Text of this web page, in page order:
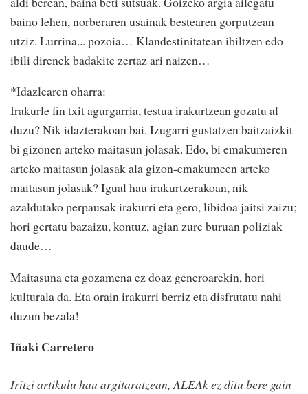
baino lehen, norberaren usainak bestearen gorputzean
utziz. Lurrina... pozoia… Klandestinitatean ibiltzen edo
ibili direnek badakite zertaz ari naizen…
*Idazlearen oharra:
Irakurle fin txit agurgarria, testua irakurtzean gozatu al
duzu? Nik idazterakoan bai. Izugarri gustatzen baitzaizkit
bi gizonen arteko maitasun jolasak. Edo, bi emakumeren
arteko maitasun jolasak ala gizon-emakumeen arteko
maitasun jolasak? Igual hau irakurtzerakoan, nik
azaldutako perpausak irakurri eta gero, libidoa jaitsi zaizu;
hori gertatu bazaizu, kontuz, agian zure buruan poliziak
daude…
Maitasuna eta gozamena ez doaz generoarekin, hori
kulturala da. Eta orain irakurri berriz eta disfrutatu nahi
duzun bezala!
Iñaki Carretero
Iritzi artikulu hau argitaratzean, ALEAk ez ditu bere gain